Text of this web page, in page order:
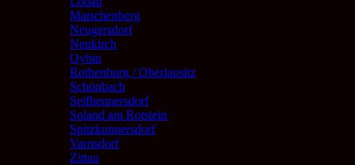
Matschenberg
Neugersdorf
Neukirch
Oybin
Rothenburg / Oberlausitz
Schönbach
Seifhennersdorf
Soland am Rotstein
Spitzkunnersdorf
Varnsdorf
Zittau